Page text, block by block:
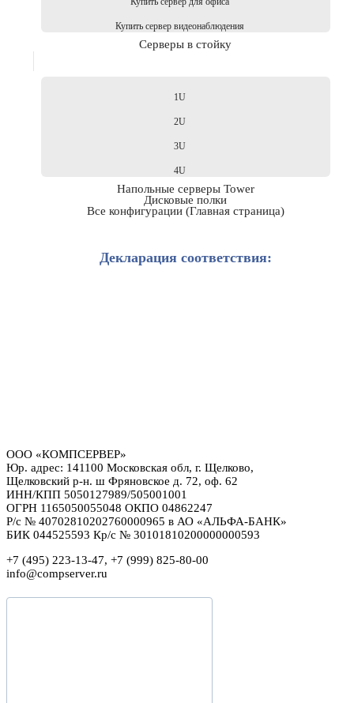
Купить сервер видеонаблюдения
Серверы в стойку
1U
2U
3U
4U
Напольные серверы Tower
Дисковые полки
Все конфигурации (Главная страница)
Декларация соответствия:
ООО «КОМПСЕРВЕР»
Юр. адрес: 141100 Московская обл, г. Щелково,
Щелковский р-н. ш Фряновское д. 72, оф. 62
ИНН/КПП 5050127989/505001001
ОГРН 1165050055048 ОКПО 04862247
Р/с № 40702810202760000965 в АО «АЛЬФА-БАНК»
БИК 044525593 Кр/с № 30101810200000000593
+7 (495) 223-13-47, +7 (999) 825-80-00
info@compserver.ru